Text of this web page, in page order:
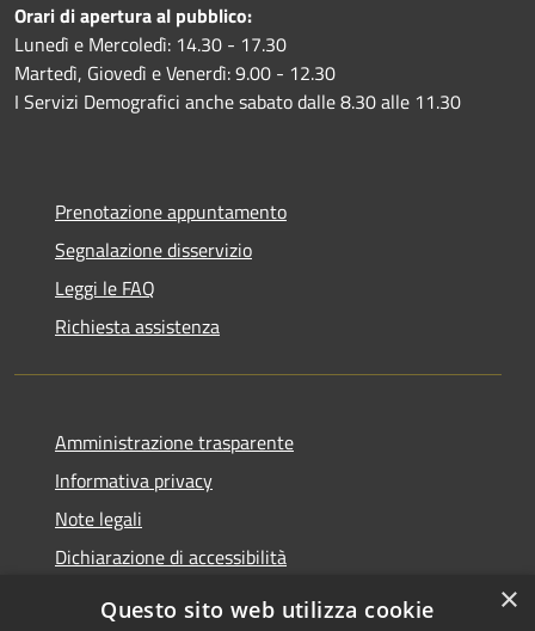
Orari di apertura al pubblico:
Lunedì e Mercoledì: 14.30 - 17.30
Martedì, Giovedì e Venerdì: 9.00 - 12.30
I Servizi Demografici anche sabato dalle 8.30 alle 11.30
Prenotazione appuntamento
Segnalazione disservizio
Leggi le FAQ
Richiesta assistenza
Amministrazione trasparente
Informativa privacy
Note legali
Dichiarazione di accessibilità
×
Questo sito web utilizza cookie